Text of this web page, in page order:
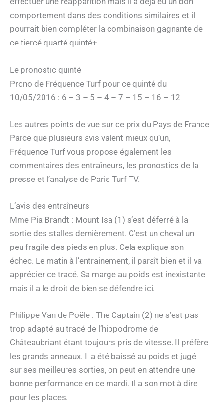
comportement dans des conditions similaires et il
pourrait bien compléter la combinaison gagnante de
ce tiercé quarté quinté+.
Le pronostic quinté
Prono de Fréquence Turf pour ce quinté du
10/05/2016 : 6 – 3 – 5 – 4 – 7 – 15 – 16 – 12
Les autres points de vue sur ce prix du Pays de France
Parce que plusieurs avis valent mieux qu’un,
Fréquence Turf vous propose également les
commentaires des entraîneurs, les pronostics de la
presse et l’analyse de Paris Turf TV.
L’avis des entraîneurs
Mme Pia Brandt : Mount Isa (1) s’est déferré à la
sortie des stalles dernièrement. C’est un cheval un
peu fragile des pieds en plus. Cela explique son
échec. Le matin à l’entrainement, il paraît bien et il va
apprécier ce tracé. Sa marge au poids est inexistante
mais il a le droit de bien se défendre ici.
Philippe Van de Poële : The Captain (2) ne s’est pas
trop adapté au tracé de l’hippodrome de
Châteaubriant étant toujours pris de vitesse. Il préfère
les grands anneaux. Il a été baissé au poids et jugé
sur ses meilleures sorties, on peut en attendre une
bonne performance en ce mardi. Il a son mot à dire
pour les places.